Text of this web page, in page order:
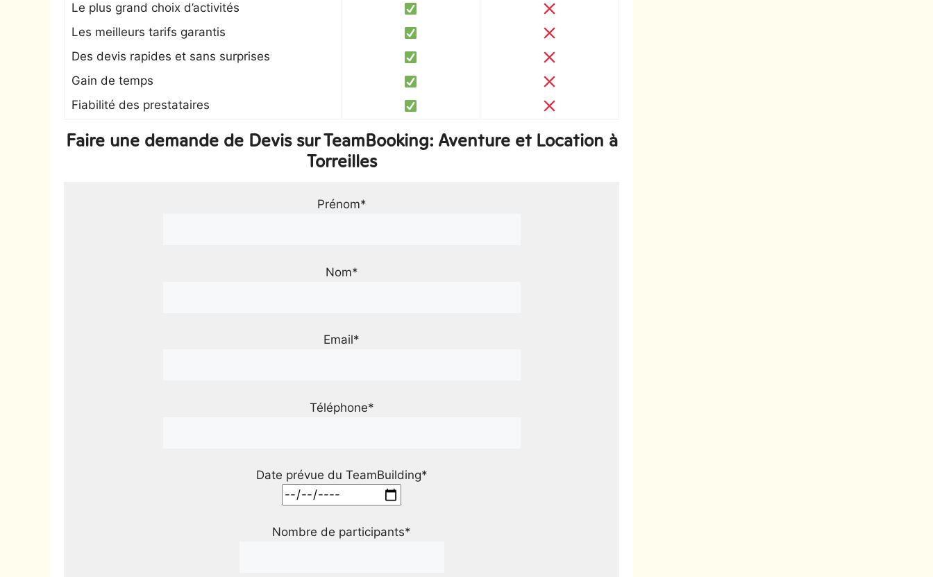
Le plus grand choix d’activités
Les meilleurs tarifs garantis
Des devis rapides et sans surprises
Gain de temps
Fiabilité des prestataires
Faire une demande de Devis sur TeamBooking: Aventure et Location à
Torreilles
Prénom*
Nom*
Email*
Téléphone*
Date prévue du TeamBuilding*
Nombre de participants*